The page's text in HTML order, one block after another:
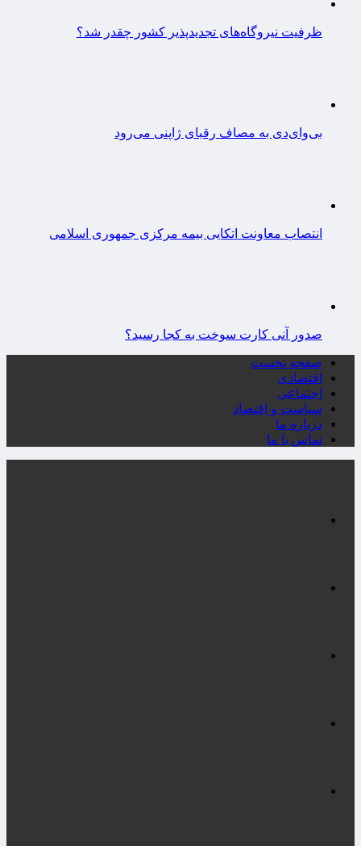
ظرفیت نیروگاه‌های تجدیدپذیر کشور چقدر شد؟
بی‌وای‌دی به مصاف رقبای ژاپنی می‌رود
انتصاب معاونت اتکایی بیمه مرکزی جمهوری اسلامی
صدور آنی کارت سوخت به کجا رسید؟
صفحه نخست
اقتصادی
اجتماعی
سیاست و اقتصاد
درباره ما
تماس با ما